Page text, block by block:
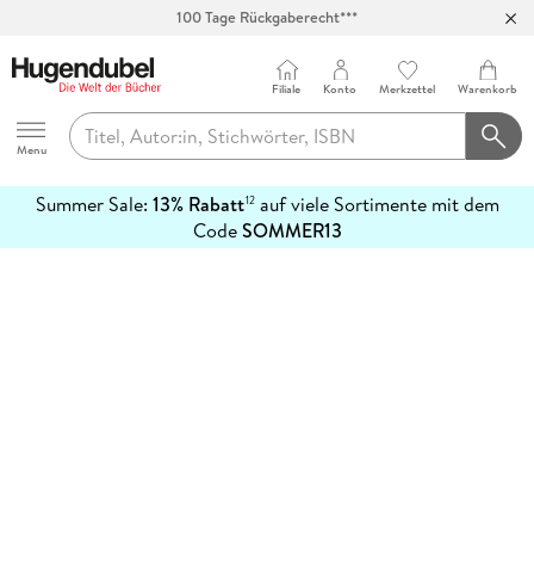
100 Tage Rückgaberecht***
Hugendubel
Menu
Filiale Konto Merkzettel Warenkorb
Summer Sale: 13% Rabatt12auf viele Sortimente mit dem
CodeSOMMER13
erfahren